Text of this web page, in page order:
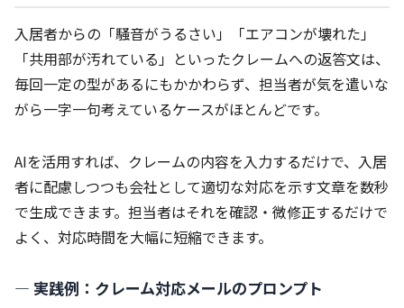
入居者からの「騒音がうるさい」「エアコンが壊れた」
「共用部が汚れている」といったクレームへの返答文は、
毎回一定の型があるにもかかわらず、担当者が気を遣いな
がら一字一句考えているケースがほとんどです。
AIを活用すれば、クレームの内容を入力するだけで、入居
者に配慮しつつも会社として適切な対応を示す文章を数秒
で生成できます。担当者はそれを確認・微修正するだけで
よく、対応時間を大幅に短縮できます。
― 実践例：クレーム対応メールのプロンプト